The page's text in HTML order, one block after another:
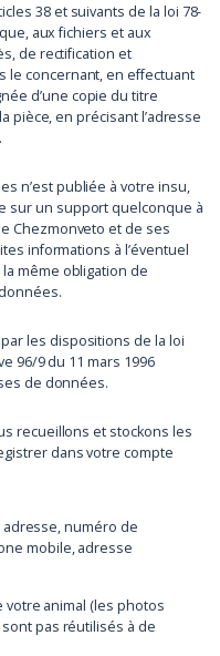
38 et suivants de la loi 78-
aux fichiers et aux
de rectification et
le concernant, en effectuant
d’une copie du titre
pièce, en précisant l’adresse
n’est publiée à votre insu,
sur un support quelconque à
Chezmonveto et de ses
informations à l’éventuel
même obligation de
les dispositions de la loi
96/9 du 11 mars 1996
de données.
recueillons et stockons les
dans votre compte
numéro de
mobile, adresse
votre animal (les photos
pas réutilisés à de